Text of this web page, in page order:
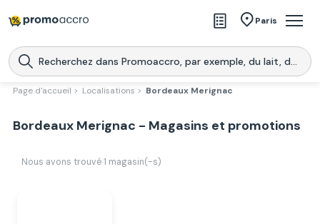
Paris
Magasins
Produits
Promoaccro
l'application
Page d'accueil > Localisations > Bordeaux Merignac
Bordeaux Merignac - Magasins et promotions
Nous avons trouvé 1 magasin(-s)